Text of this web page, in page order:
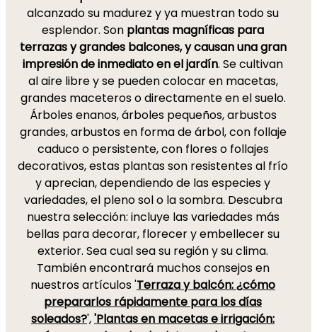
alcanzado su madurez y ya muestran todo su
esplendor. Son plantas magníficas para
terrazas y grandes balcones, y causan una gran
impresión de inmediato en el jardín. Se cultivan
al aire libre y se pueden colocar en macetas,
grandes maceteros o directamente en el suelo.
Árboles enanos, árboles pequeños, arbustos
grandes, arbustos en forma de árbol, con follaje
caduco o persistente, con flores o follajes
decorativos, estas plantas son resistentes al frío
y aprecian, dependiendo de las especies y
variedades, el pleno sol o la sombra. Descubra
nuestra selección: incluye las variedades más
bellas para decorar, florecer y embellecer su
exterior. Sea cual sea su región y su clima.
También encontrará muchos consejos en
nuestros artículos 'Terraza y balcón: ¿cómo
prepararlos rápidamente para los días
soleados?','Plantas en macetas e irrigación: